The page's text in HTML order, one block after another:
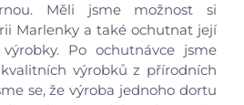
Měli jsme možnost si
Marlenky a také ochutnat její
Po ochutnávce jsme
výrobků z přírodních
se, že výroba jednoho dortu